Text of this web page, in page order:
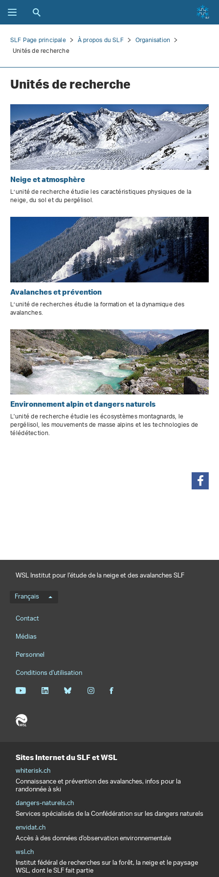
SLF Page principale À propos du SLF
Organisation
Unités de recherche
Unités de recherche
Neige et atmosphère
L’unité de recherche étudie les caractéristiques physiques de la
neige, du sol et du pergélisol.
Avalanches et prévention
L’unité de recherches étudie la formation et la dynamique des
avalanches.
Environnement alpin et dangers naturels
L'unité de recherche étudie les écosystèmes montagnards, le
pergélisol, les mouvements de masse alpins et les technologies de
télédétection.
WSL Institut pour l’étude de la neige et des avalanches SLF
Menu de langue
Français
Footernavigation
Contact
Médias
Personnel
Conditions d'utilisation
Sites Internet du SLF et WSL
whiterisk.ch
Connaissance et prévention des avalanches, infos pour la
randonnée à ski
dangers-naturels.ch
Services spécialisés de la Confédération sur les dangers naturels
envidat.ch
Accès à des données d'observation environnementale
wsl.ch
Institut fédéral de recherches sur la forêt, la neige et le paysage
WSL, dont le SLF fait partie